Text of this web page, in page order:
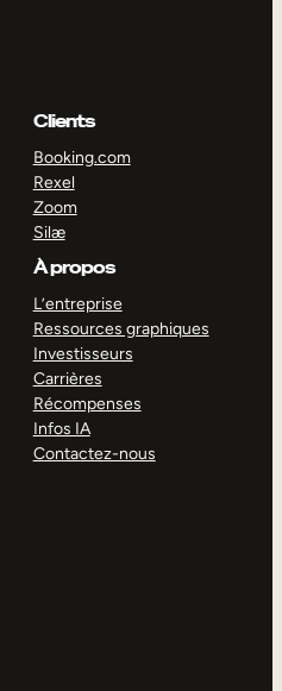
Clients
Booking.com
Rexel
Zoom
Silæ
À propos
L’entreprise
Ressources graphiques
Investisseurs
Carrières
Récompenses
Infos IA
Contactez-nous